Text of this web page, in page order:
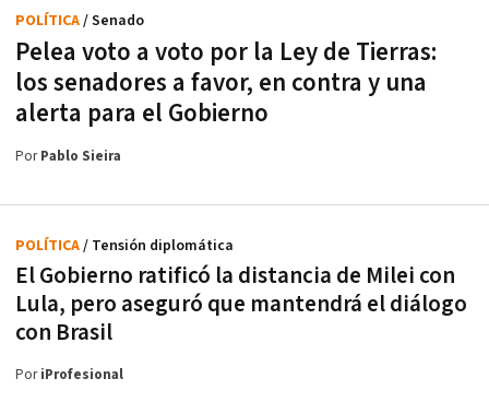
Pelea voto a voto por la Ley de Tierras:
los senadores a favor, en contra y una
alerta para el Gobierno
POLÍTICA/ Senado
PorPablo Sieira
El Gobierno ratificó la distancia de Milei con
Lula, pero aseguró que mantendrá el diálogo
con Brasil
POLÍTICA/ Tensión diplomática
PoriProfesional